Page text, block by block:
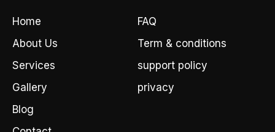
r
a
m
Home
About Us
Services
Gallery
Blog
FAQ
Term & conditions
support policy
privacy